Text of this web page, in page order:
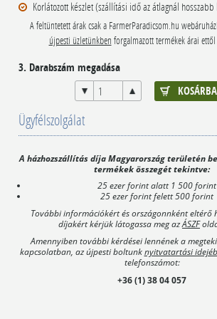
Korlátozott készlet (szállítási idő az átlagnál
A feltüntetett árak csak a FarmerParadicsom.hu
újpesti üzletünkben forgalmazott termékek árai
3. Darabszám megadása
Ügyfélszolgálat
A házhozszállítás díja Magyarország területén
termékek összegét tekintve:
25 ezer forint alatt 1 500 forint
25 ezer forint felett 500 forint
További információkért és országonnként eltérő
díjakért kérjük látogassa meg azÁSZF
Amennyiben további kérdései lennének a
kapcsolatban, az újpesti boltunknyitvatartási
telefonszámot:
+36 (1) 38 04 057